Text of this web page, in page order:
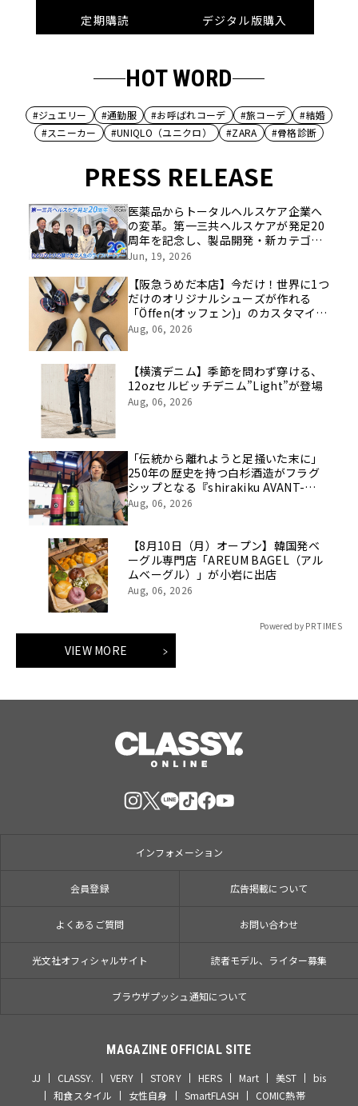
定期購読
デジタル版購入
HOT WORD
#ジュエリー #通勤服 #お呼ばれコーデ #旅コーデ
#結婚
#スニーカー
#UNIQLO（ユニクロ） #ZARA #骨格診断
PRESS RELEASE
医薬品からトータルヘルスケア企業へ
の変革。第一三共ヘルスケアが発足20
周年を記念し、製品開発・新カテゴリ
挑戦の舞台や旧社統合時のエピソード
像を公開！
Jun, 19, 2026
【阪急うめだ本店】今だけ！世界に1つ
だけのオリジナルシューズが作れる
「Öffen(オッフェン)」のカスタマイズ
イベントを開催
Aug, 06, 2026
【横濱デニム】季節を問わず穿ける、
12ozセルビッチデニム”Light”が登場
Aug, 06, 2026
「伝統から離れようと足掻いた末に」
250年の歴史を持つ白杉酒造がフラグ
シップとなる『shirakiku AVANT-
GARDE（アヴァンギャルド）』２銘柄
Aug, 06, 2026
【8月10日（月）オープン】韓国発ベ
ーグル専門店「AREUM BAGEL（アル
ムベーグル）」が小岩に出店
Aug, 06, 2026
Powered by PR TIMES
VIEW MORE
インフォメーション
会員登録 広告掲載について
よくあるご質問 お問い合わせ
光文社オフィシャルサイト 読者モデル、ライター募集
ブラウザプッシュ通知について
MAGAZINE OFFICIAL SITE
JJ CLASSY. VERY STORY HERS Mart 美ST
bis
和食スタイル
女性自身 SmartFLASH
COMIC熱帯